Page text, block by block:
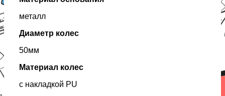
металл
Диаметр колес
50мм
Материал колес
с накладкой PU